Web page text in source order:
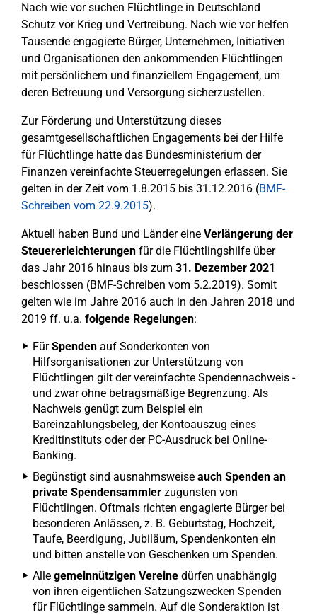
Nach wie vor suchen Flüchtlinge in Deutschland
Schutz vor Krieg und Vertreibung. Nach wie vor helfen
Tausende engagierte Bürger, Unternehmen, Initiativen
und Organisationen den ankommenden Flüchtlingen
mit persönlichem und finanziellem Engagement, um
deren Betreuung und Versorgung sicherzustellen.
Zur Förderung und Unterstützung dieses
gesamtgesellschaftlichen Engagements bei der Hilfe
für Flüchtlinge hatte das Bundesministerium der
Finanzen vereinfachte Steuerregelungen erlassen. Sie
gelten in der Zeit vom 1.8.2015 bis 31.12.2016 (BMF-
Schreiben vom 22.9.2015).
Aktuell haben Bund und Länder eine Verlängerung der
Steuererleichterungen für die Flüchtlingshilfe über
das Jahr 2016 hinaus bis zum 31. Dezember 2021
beschlossen (BMF-Schreiben vom 5.2.2019). Somit
gelten wie im Jahre 2016 auch in den Jahren 2018 und
2019 ff. u.a. folgende Regelungen:
FürSpenden auf Sonderkonten von
Hilfsorganisationen zur Unterstützung von
Flüchtlingen gilt der vereinfachte Spendennachweis -
und zwar ohne betragsmäßige Begrenzung. Als
Nachweis genügt zum Beispiel ein
Bareinzahlungsbeleg, der Kontoauszug eines
Kreditinstituts oder der PC-Ausdruck bei Online-
Banking.
Begünstigt sind ausnahmsweise auch Spenden an
private Spendensammler zugunsten von
Flüchtlingen. Oftmals richten engagierte Bürger bei
besonderen Anlässen, z. B. Geburtstag, Hochzeit,
Taufe, Beerdigung, Jubiläum, Spendenkonten ein
und bitten anstelle von Geschenken um Spenden.
Alle gemeinnützigen Vereine dürfen unabhängig
von ihren eigentlichen Satzungszwecken Spenden
für Flüchtlinge sammeln. Auf die Sonderaktion ist